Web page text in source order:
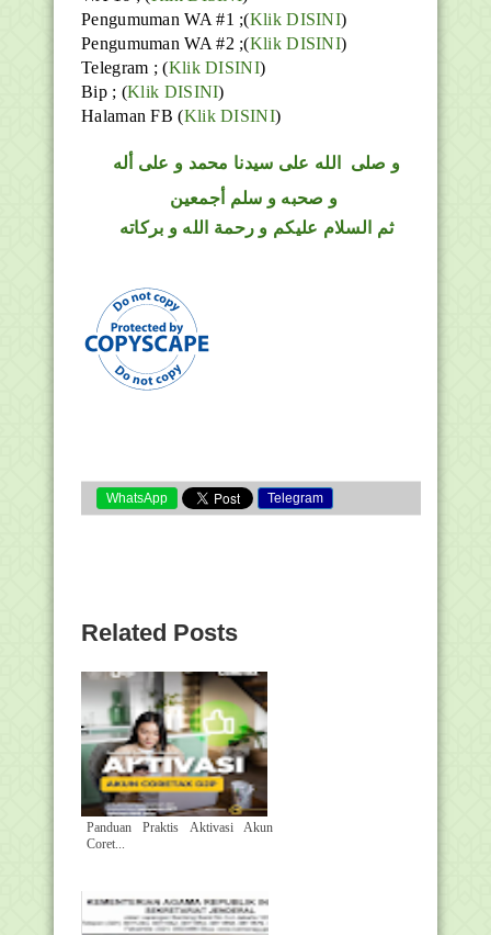
Pengumuman WA #1 ;(Klik DISINI)
Pengumuman WA #2 ;(Klik DISINI)
Telegram ;(Klik DISINI)
Bip ; (Klik DISINI)
Halaman FB(Klik DISINI)
و صلى الله على سيدنا محمد و على أله
و صحبه و سلم أجمعين
ثم السلام عليكم و رحمة الله و بركاته
WhatsApp Telegram
Related Posts
Panduan Praktis Aktivasi Akun
Coret...